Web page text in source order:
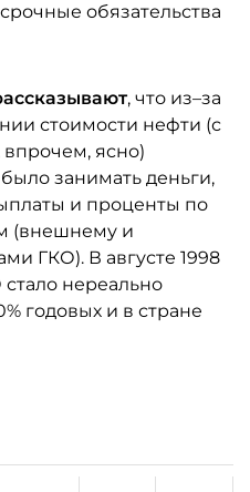
обязательства
, что из–за
стоимости нефти (с
впрочем, ясно)
занимать деньги,
и проценты по
(внешнему и
ГКО). В августе 1998
нереально
годовых и в стране